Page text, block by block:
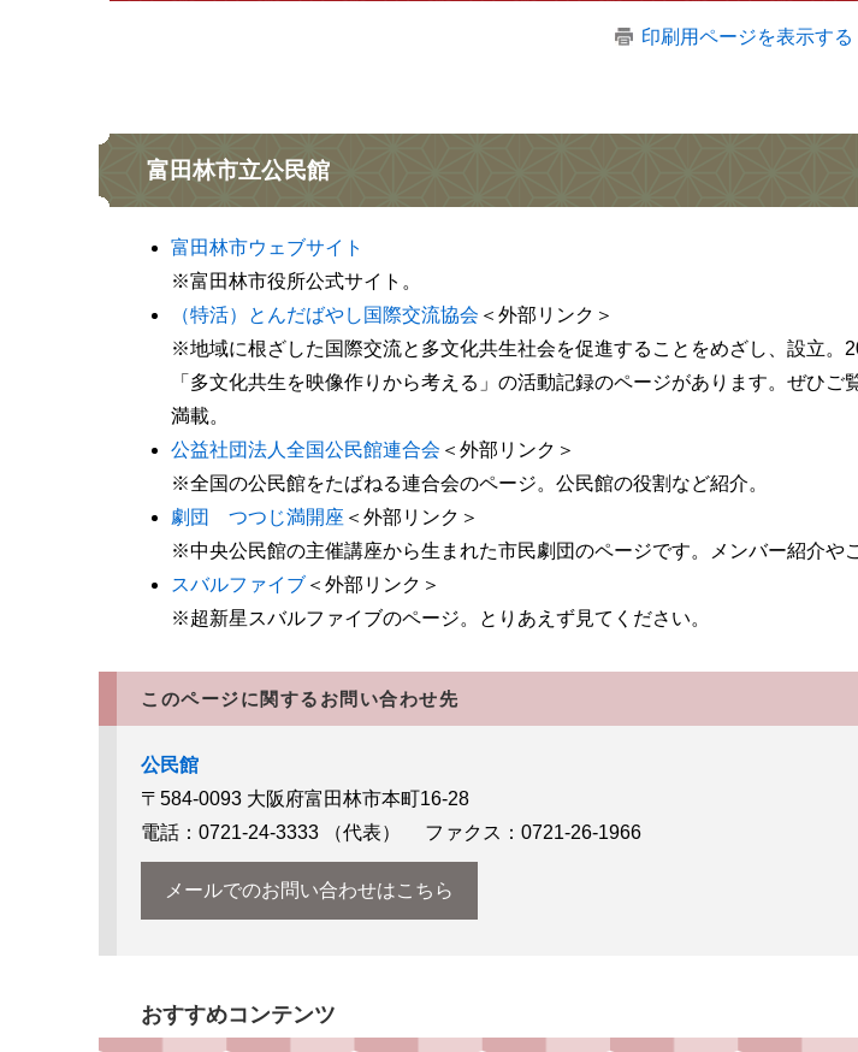
印刷用ページを表示する
富田林市立公民館
富田林市ウェブサイト
※富田林市役所公式サイト。
（特活）とんだばやし国際交流協会 ＜外部リンク＞
※地域に根ざした国際交流と多文化共生社会を促進することをめざし、設立。
「多文化共生を映像作りから考える」の活動記録のページがあります。ぜひご
満載。
公益社団法人全国公民館連合会 ＜外部リンク＞
※全国の公民館をたばねる連合会のページ。公民館の役割など紹介。
劇団 つつじ満開座 ＜外部リンク＞
※中央公民館の主催講座から生まれた市民劇団のページです。メンバー紹介や
スバルファイブ ＜外部リンク＞
※超新星スバルファイブのページ。とりあえず見てください。
このページに関するお問い合わせ先
公民館
〒584-0093 大阪府富田林市本町16-28
電話：0721-24-3333
（代表） ファクス：0721-26-1966
メールでのお問い合わせはこちら
おすすめコンテンツ